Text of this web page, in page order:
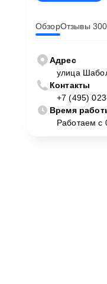
ОбзорОтзывы
Адрес
улица
Контакты
+7 (495)
Время
Работаем с